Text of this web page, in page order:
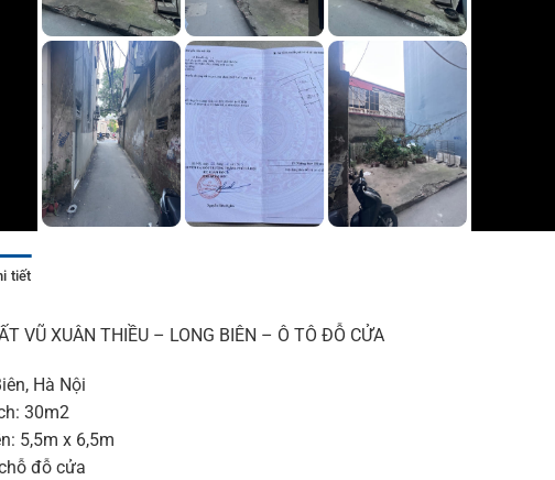
tiết
VŨ XUÂN THIỀU – LONG BIÊN – Ô TÔ ĐỖ CỬA
Hà Nội
30m2
5,5m x 6,5m
đỗ cửa